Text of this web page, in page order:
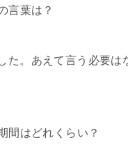
言葉は？
た。あえて言う必要は
間はどれくらい？